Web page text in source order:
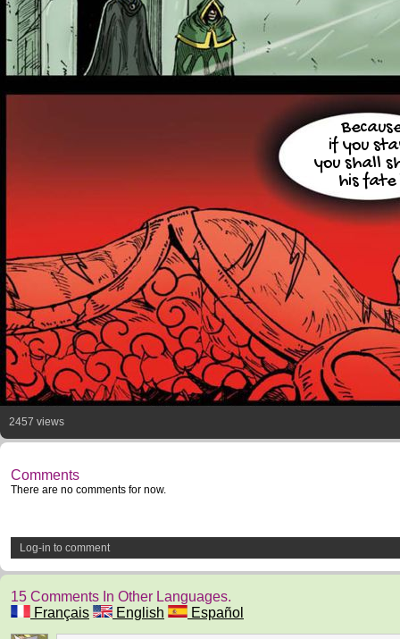
if you
you shall
his fate
2457 views
Comments
There are no comments for now.
Log-in to comment
15 Comments In Other Languages.
Français
English Español